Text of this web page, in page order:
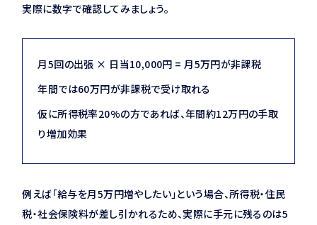
実際に数字で確認してみましょう。
月5回の出張 × 日当10,000円 = 月5万円が非課税
年間では60万円が非課税で受け取れる
仮に所得税率20%の方であれば、年間約12万円の手取
り増加効果
例えば「給与を月5万円増やしたい」という場合、所得税・住民
税・社会保険料が差し引かれるため、実際に手元に残るのは5